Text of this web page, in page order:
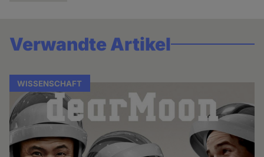
Verwandte Artikel
WISSENSCHAFT